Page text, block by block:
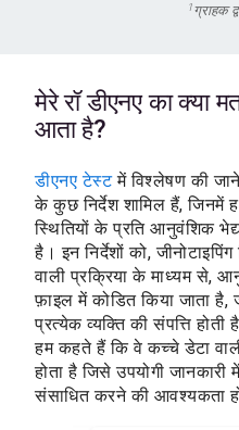
1ग्राहक
मेरे रॉ डीएनए का क्या
आता है?
डीएनए टेस्टमें विश्लेषण की जाने
के कुछ निर्देश शामिल हैं, जिनमें
स्थितियों के प्रति आनुवंशिक
है। इन निर्देशों को,
वाली प्रक्रिया के माध्यम से,
फ़ाइल में कोडित किया जाता
प्रत्येक व्यक्ति की संपत्ति होती
हम कहते हैं कि वे कच्चे डेटा
होता है जिसे उपयोगी
संसाधित करने की आवश्यकता